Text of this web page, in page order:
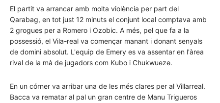
El partit va arrancar amb molta violència per part del
Qarabag, en tot just 12 minuts el conjunt local comptava amb
2 grogues per a Romero i Ozobic. A més, pel que fa a la
possessió, el Vila-real va començar manant i donant senyals
de domini absolut. L'equip de Emery es va assentar en l'àrea
rival de la mà de jugadors com Kubo i Chukwueze.
En un córner va arribar una de les més clares per al Villarreal.
Bacca va rematar al pal un gran centre de Manu Trigueros